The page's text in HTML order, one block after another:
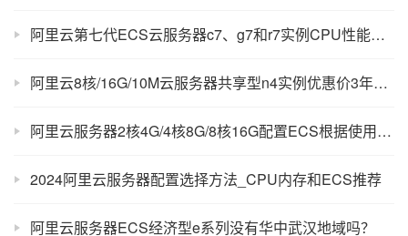
阿里云第七代ECS云服务器c7、g7和r7实例CPU性能测评
阿里云8核/16G/10M云服务器共享型n4实例优惠价3年9999元
阿里云服务器2核4G/4核8G/8核16G配置ECS根据使用场景选规格
2024阿里云服务器配置选择方法_CPU内存和ECS推荐
阿里云服务器ECS经济型e系列没有华中武汉地域吗？